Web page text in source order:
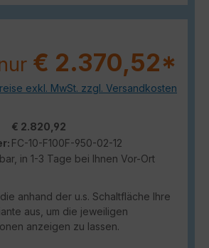
€ 2.370,52*
exkl. MwSt. zzgl. Versandkosten
€ 2.820,92
FC-10-F100F-950-02-12
in 1-3 Tage bei Ihnen Vor-Ort
anhand der u.s. Schaltfläche Ihre
aus, um die jeweiligen
anzeigen zu lassen.